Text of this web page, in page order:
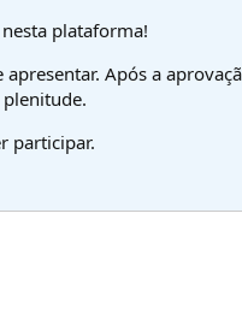
plataforma!
Após a
participar.